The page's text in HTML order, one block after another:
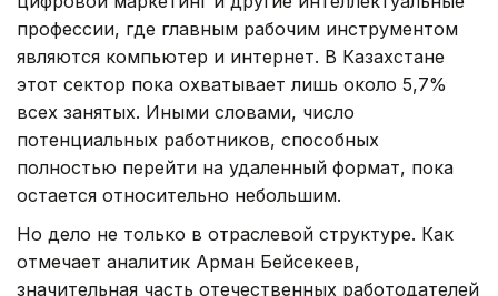
профессии, где главным рабочим инструментом
являются компьютер и интернет. В Казахстане
этот сектор пока охватывает лишь около 5,7%
всех занятых. Иными словами, число
потенциальных работников, способных
полностью перейти на удаленный формат, пока
остается относительно небольшим.
Но дело не только в отраслевой структуре. Как
отмечает аналитик Арман Бейсекеев,
значительная часть отечественных работодателей